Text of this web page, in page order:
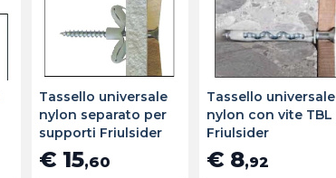
Tassello universale
nylon separato per
supporti Friulsider
€ 15,60
Tassello universale
nylon con vite TBL
Friulsider
€ 8,92